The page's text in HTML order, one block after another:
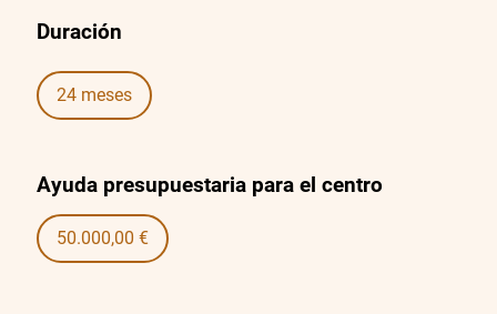
Duración
24 meses
Ayuda presupuestaria para el centro
50.000,00 €